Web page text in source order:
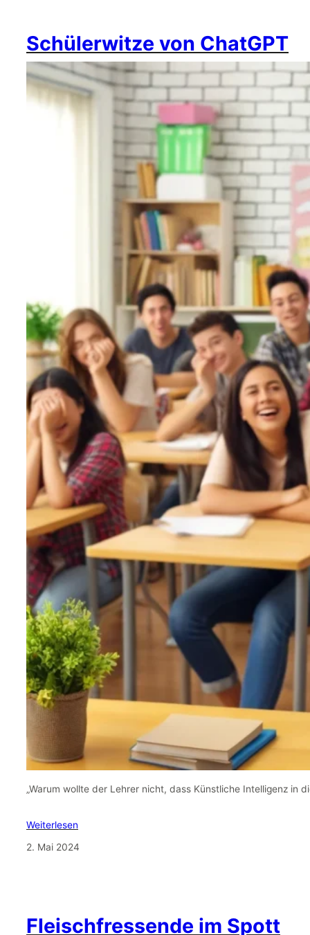
Schülerwitze von ChatGPT
„Warum wollte der Lehrer nicht, dass Künstliche Intelligenz in
Weiterlesen
2. Mai 2024
Fleischfressende im Spott